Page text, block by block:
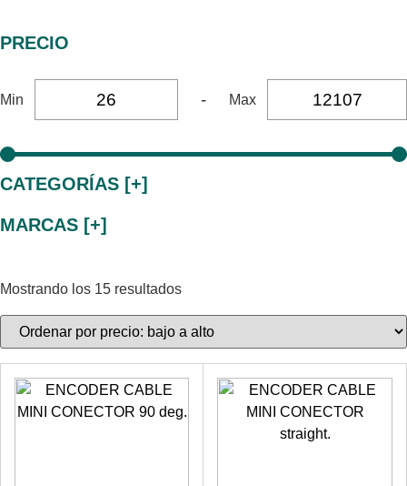
PRECIO
Min - Max
CATEGORÍAS [+]
MARCAS [+]
Mostrando los 15 resultados